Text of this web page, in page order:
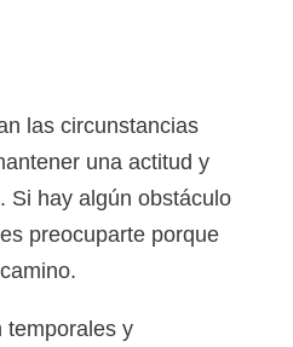
las circunstancias
una actitud y
Si hay algún obstáculo
preocuparte porque
temporales y